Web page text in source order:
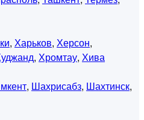
, Харьков, Херсон,
, Хромтау, Хива
, Шахрисабз, Шахтинск,